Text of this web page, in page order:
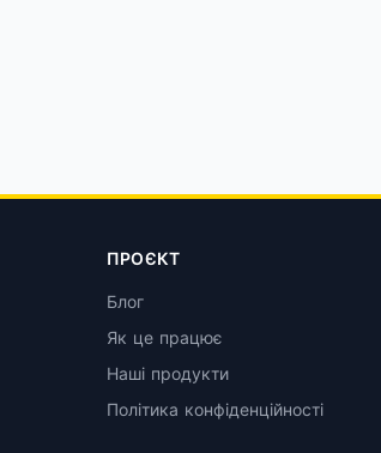
ПРОЄКТ
Блог
Як це працює
Наші продукти
Політика конфіденційності